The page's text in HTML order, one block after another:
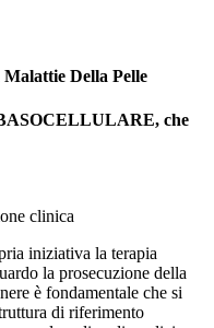
Della Pelle
che
clinica
iniziativa la terapia
la prosecuzione della
è fondamentale che si
di riferimento